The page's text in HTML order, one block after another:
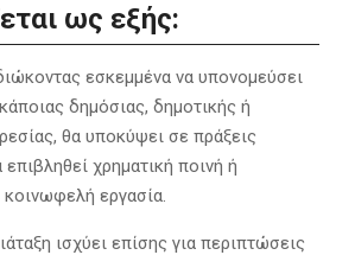
ως εξής:
εσκεμμένα να υπονομεύσει
δημόσιας, δημοτικής ή
θα υποκύψει σε πράξεις
επιβληθεί χρηματική ποινή ή
εργασία.
ισχύει επίσης για περιπτώσεις